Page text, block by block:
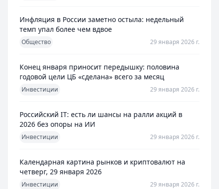
Инфляция в России заметно остыла: недельный
темп упал более чем вдвое
Общество 29 января 2026 г.
Конец января приносит передышку: половина
годовой цели ЦБ «сделана» всего за месяц
Инвестиции 29 января 2026 г.
Российский IT: есть ли шансы на ралли акций в
2026 без опоры на ИИ
Инвестиции 29 января 2026 г.
Календарная картина рынков и криптовалют на
четверг, 29 января 2026
Инвестиции 29 января 2026 г.